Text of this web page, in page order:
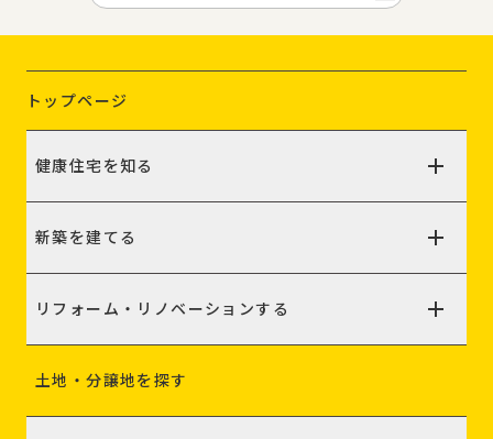
トップページ
健康住宅を知る
新築を建てる
リフォーム・リノベーションする
土地・分譲地を探す